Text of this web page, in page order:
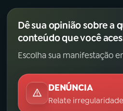
Dê sua opinião sobre a
conteúdo que você
Escolha sua manifestação
DENÚNCIA
Relate